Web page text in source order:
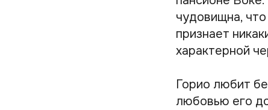
чудовищна,
признает
характерной
Горио любит
любовью его